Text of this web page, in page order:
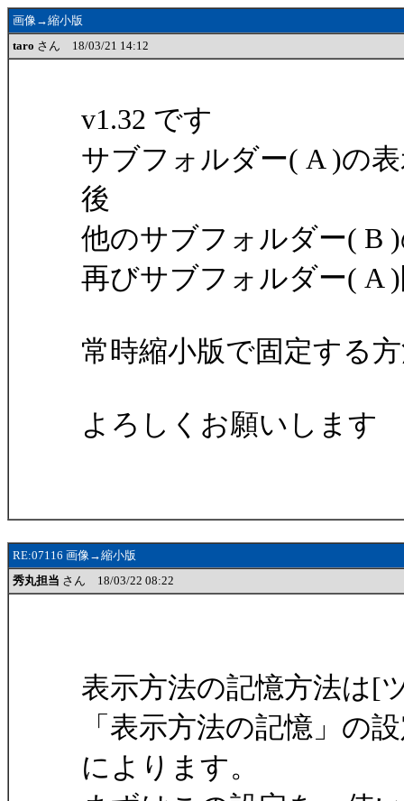
画像→縮小版
taro さん 18/03/21 14:12
v1.32 です
サブフォルダー( A )の
後
他のサブフォルダー( B
再びサブフォルダー( A
常時縮小版で固定する
よろしくお願いします
RE:07116 画像→縮小版
秀丸担当 さん 18/03/22 08:22
表示方法の記憶方法は
「表示方法の記憶」の
によります。